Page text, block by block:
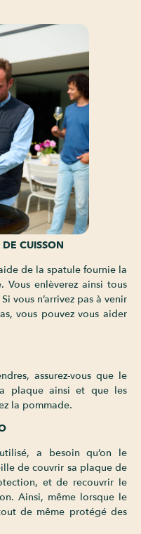
CUISSON
de la spatule fournie la
Vous enlèverez ainsi tous
vous n’arrivez pas à venir
vous pouvez vous aider
assurez-vous que le
plaque ainsi et que les
la pommade.
a besoin qu’on le
de couvrir sa plaque de
et de recouvrir le
Ainsi, même lorsque le
de même protégé des